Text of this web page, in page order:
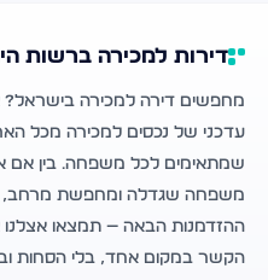
דירות למכירה ברשות
מחפשים דירה למכירה
עדכני של נכסים למכירה מכל
שמתאימים לכל משפחה. בין אם
משפחה שגדלה ומחפשת מרחב,
ההזדמנות הבאה — תמצאו אצלנו
הקשר במקום אחד, בלי הסחות